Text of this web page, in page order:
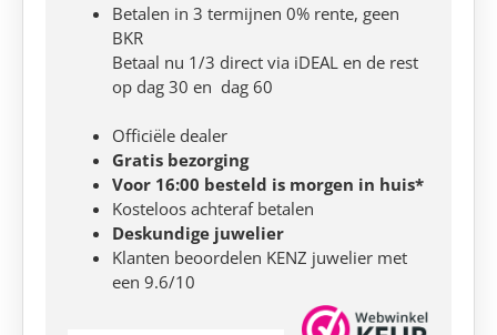
Betalen in 3 termijnen 0% rente, geen
BKR
Betaal nu 1/3 direct via iDEAL en de rest
op dag 30 en dag 60
Officiële dealer
Gratis bezorging
Voor 16:00 besteld is morgen in huis*
Kosteloos achteraf betalen
Deskundige juwelier
Klanten beoordelen KENZ juwelier met
een 9.6/10